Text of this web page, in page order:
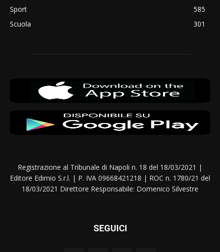
Sport
585
Scuola
301
Registrazione al Tribunale di Napoli n. 18 del 18/03/2021 |
Editore Edimio S.r.l. | P. IVA 09668421218 | ROC n. 1780/21 del
18/03/2021 Direttore Responsabile: Domenico Silvestre
SEGUICI